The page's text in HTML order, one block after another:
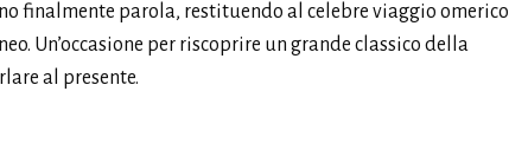
finalmente parola, restituendo al celebre viaggio omerico
Un’occasione per riscoprire un grande classico della
al presente.